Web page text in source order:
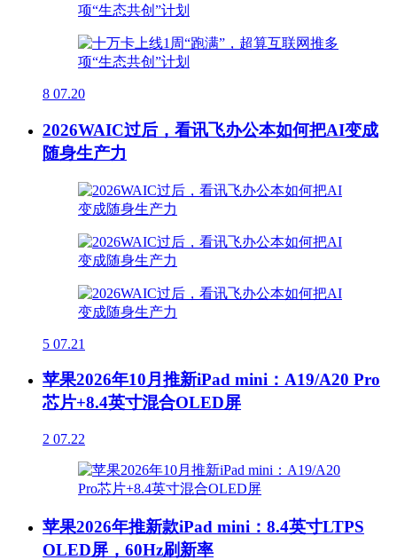
8 07.20
2026WAIC过后，看讯飞办公本如何把AI变成
随身生产力
5 07.21
苹果2026年10月推新iPad mini：A19/A20 Pro
芯片+8.4英寸混合OLED屏
2 07.22
苹果2026年推新款iPad mini：8.4英寸LTPS
OLED屏，60Hz刷新率